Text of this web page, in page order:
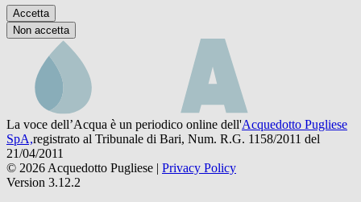
Accetta
Non accetta
La voce dell’Acqua è un periodico online dell'Acquedotto Pugliese
SpA,registrato al Tribunale di Bari, Num. R.G. 1158/2011 del
21/04/2011
© 2026 Acquedotto Pugliese | Privacy Policy
Version 3.12.2